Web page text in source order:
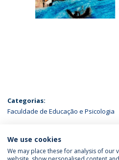
Categorias:
Faculdade de Educação e Psicologia
ÚLTIMAS NOTÍCIAS
We use cookies
We may place these for analysis of